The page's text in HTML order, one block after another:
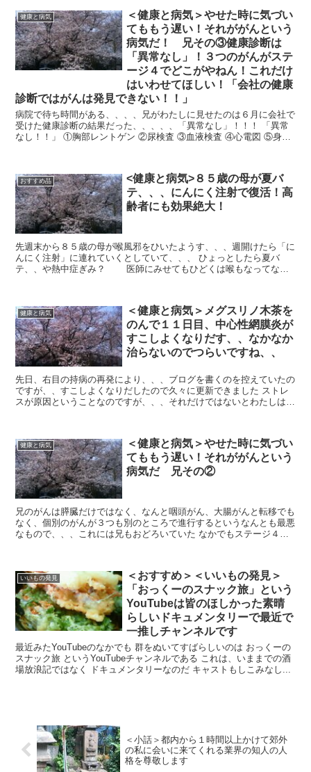
健康と病気
＜健康と病気＞やせた時に気づい
てももう遅い！それががんという
病気だ！ 兄その③健康診断は
「異常なし」！３つのがんがステ
ージ４でどこがやねん！これだけ
はいわせてほしい！「会社の健康
診断ではがんは発見できない！！」
病院で待ち時間がある、、、、兄がわたしに見せたのは６月に会社で
受けた健康診断の結果だった、、、、、「異常なし」！！！ 「異常
なし！！」 ①胸部レントゲン ②尿検査 ③血液検査 ④心電図 ⑤身長
おすすめ品
<健康と病気>８５歳の母が夏バ
テ、、、にんにく注射で復活！高
齢者にも効果絶大！
先週末から８５歳の母が喉風邪をひいたようす、、、週開けたら「に
んにく注射」に連れていくとしていて、、、 ひょっとしたら夏バ
テ、、や熱中症ぎみ？ 医師にみせてもひどくは喉もなってな
健康と病気
＜健康と病気＞メグスリノ木茶を
のんで１１日目、中心性網膜炎が
すこしよくなりだす、、なかなか
治らないのでつらいですね、、
先日、右目の持病の再発により、、、ブログを書くのを控えていたの
ですが、、すこしよくなりだしたので久々に更新できました ストレ
スが原因ということなのですが、、、それだけではないとわたしはお
健康と病気
＜健康と病気＞やせた時に気づい
てももう遅い！それががんという
病気だ 兄その②
兄のがんは膵臓だけではなく、なんと咽頭がん、大腸がんと転移でも
なく、個別のがんが３つも別のところで進行するというなんとも最悪
なもので、、、これには兄もおどろいていた なかでもステージ４は
いいもの発見
＜おすすめ＞＜いいもの発見＞
「おっくーのスナック旅」という
YouTubeは皆のほしかった素晴
らしいドキュメンタリーで最近で
一推しチャンネルです
最近みたYouTubeのなかでも 群をぬいてすばらしいのは おっくーの
スナック旅 というYouTubeチャンネルである これは、いままでの酒
場放浪記ではなく ドキュメンタリーなのだ キャストもしこみなし...
＜小話＞都内から１時間以上かけて郊外
の私に会いに来てくれる業界の知人の人
格を尊敬します